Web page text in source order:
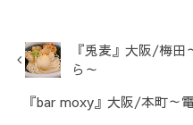
『兎麦』大阪/梅
ら～
『bar moxy』大阪/本町～